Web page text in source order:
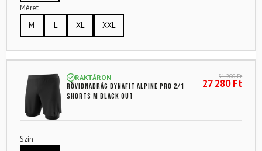
Méret
M
L XL XXL
RAKTÁRON
Rövidnadrág DYNAFIT Alpine Pro 2/1
Shorts M Black Out
31 200Ft
27 280Ft
Szín